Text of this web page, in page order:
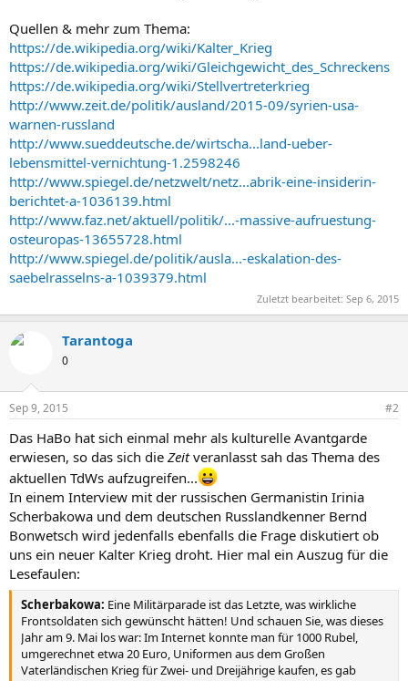
Quellen & mehr zum Thema:
https://de.wikipedia.org/wiki/Kalter_Krieg
https://de.wikipedia.org/wiki/Gleichgewicht_des_Schreckens
https://de.wikipedia.org/wiki/Stellvertreterkrieg
http://www.zeit.de/politik/ausland/2015-09/syrien-usa-
warnen-russland
http://www.sueddeutsche.de/wirtscha...land-ueber-
lebensmittel-vernichtung-1.2598246
http://www.spiegel.de/netzwelt/netz...abrik-eine-insiderin-
berichtet-a-1036139.html
http://www.faz.net/aktuell/politik/...-massive-aufruestung-
osteuropas-13655728.html
http://www.spiegel.de/politik/ausla...-eskalation-des-
saebelrasselns-a-1039379.html
Zuletzt bearbeitet: Sep 6, 2015
Tarantoga
0
Sep 9, 2015 #2
Das HaBo hat sich einmal mehr als kulturelle Avantgarde
erwiesen, so das sich die Zeitveranlasst sah das Thema des
aktuellen TdWs aufzugreifen...
In einem Interview mit der russischen Germanistin Irinia
Scherbakowa und dem deutschen Russlandkenner Bernd
Bonwetsch wird jedenfalls ebenfalls die Frage diskutiert ob
uns ein neuer Kalter Krieg droht. Hier mal ein Auszug für die
Lesefaulen:
Scherbakowa: Eine Militärparade ist das Letzte, was wirkliche
Frontsoldaten sich gewünscht hätten! Und schauen Sie, was dieses
Jahr am 9. Mai los war: Im Internet konnte man für 1000 Rubel,
umgerechnet etwa 20 Euro, Uniformen aus dem Großen
Vaterländischen Krieg für Zwei- und Dreijährige kaufen, es gab